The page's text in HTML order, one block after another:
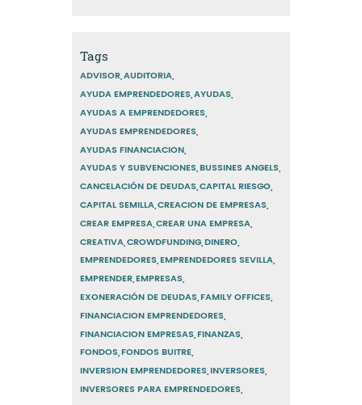
Tags
ADVISOR AUDITORIA
AYUDA EMPRENDEDORES AYUDAS
AYUDAS A EMPRENDEDORES
AYUDAS EMPRENDEDORES
AYUDAS FINANCIACION
AYUDAS Y SUBVENCIONES BUSSINES ANGELS
CANCELACIÓN DE DEUDAS CAPITAL RIESGO
CAPITAL SEMILLA CREACION DE EMPRESAS
CREAR EMPRESA CREAR UNA EMPRESA
CREATIVA CROWDFUNDING DINERO
EMPRENDEDORES EMPRENDEDORES SEVILLA
EMPRENDER EMPRESAS
EXONERACIÓN DE DEUDAS FAMILY OFFICES
FINANCIACION EMPRENDEDORES
FINANCIACION EMPRESAS FINANZAS
FONDOS FONDOS BUITRE
INVERSION EMPRENDEDORES INVERSORES
INVERSORES PARA EMPRENDEDORES